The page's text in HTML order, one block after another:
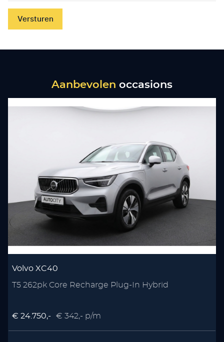
Versturen
Aanbevolen occasions
Volvo XC40
T5 262pk Core Recharge Plug-In Hybrid
€ 24.750,- € 342,- p/m